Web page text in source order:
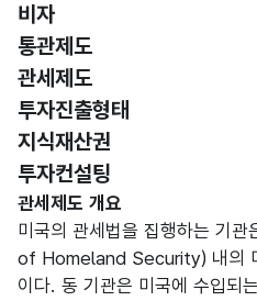
비자
통관제도
선택됨
관세제도
투자진출형태
지식재산권
투자컨설팅
관세제도
관세제도 개요
미국의 관세법을 집행하는 기
of Homeland Security) 내의
이다. 동 기관은 미국에 수입되